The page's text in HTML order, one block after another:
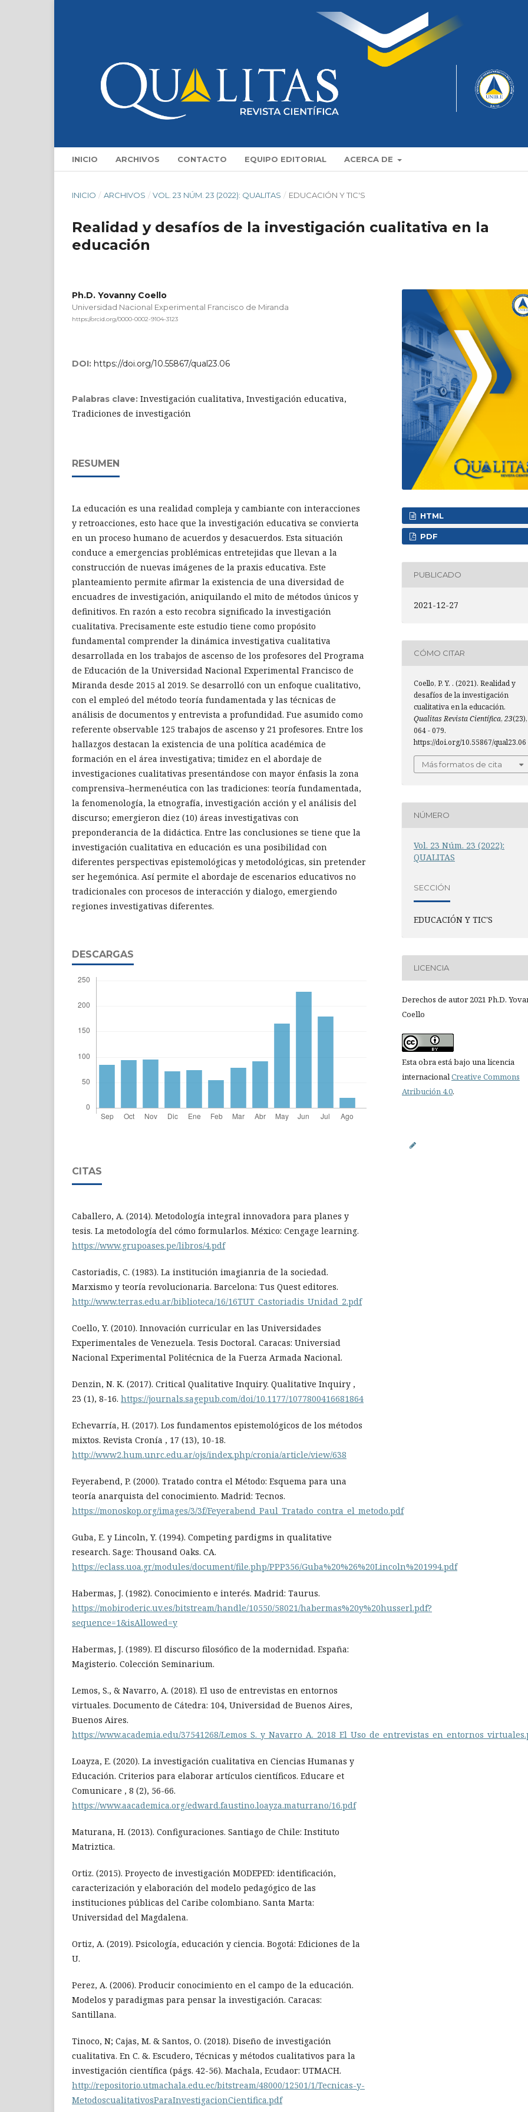
INICIO ARCHIVOS CONTACTO EQUIPO EDITORIAL ACERCA DE
INICIO / ARCHIVOS / VOL. 23 NÚM. 23 (2022): QUALITAS / EDUCACIÓN Y TIC'S
Realidad y desafíos de la investigación cualitativa en la
educación
Ph.D. Yovanny Coello
Universidad Nacional Experimental Francisco de Miranda
https://orcid.org/0000-0002-9104-3123
DOI: https://doi.org/10.55867/qual23.06
Palabras clave: Investigación cualitativa, Investigación educativa,
Tradiciones de investigación
RESUMEN
La educación es una realidad compleja y cambiante con interacciones
y retroacciones, esto hace que la investigación educativa se convierta
en un proceso humano de acuerdos y desacuerdos. Esta situación
conduce a emergencias problémicas entretejidas que llevan a la
construcción de nuevas imágenes de la praxis educativa. Este
planteamiento permite afirmar la existencia de una diversidad de
encuadres de investigación, aniquilando el mito de métodos únicos y
definitivos. En razón a esto recobra significado la investigación
cualitativa. Precisamente este estudio tiene como propósito
fundamental comprender la dinámica investigativa cualitativa
desarrollada en los trabajos de ascenso de los profesores del Programa
de Educación de la Universidad Nacional Experimental Francisco de
Miranda desde 2015 al 2019. Se desarrolló con un enfoque cualitativo,
con el empleó del método teoría fundamentada y las técnicas de
análisis de documentos y entrevista a profundidad. Fue asumido como
referente observable 125 trabajos de ascenso y 21 profesores. Entre los
hallazgos destacan la existencia de una política académica de
formación en el área investigativa; timidez en el abordaje de
investigaciones cualitativas presentándose con mayor énfasis la zona
comprensiva–hermenéutica con las tradiciones: teoría fundamentada,
la fenomenología, la etnografía, investigación acción y el análisis del
discurso; emergieron diez (10) áreas investigativas con
preponderancia de la didáctica. Entre las conclusiones se tiene que la
investigación cualitativa en educación es una posibilidad con
diferentes perspectivas epistemológicas y metodológicas, sin pretender
ser hegemónica. Así permite el abordaje de escenarios educativos no
tradicionales con procesos de interacción y dialogo, emergiendo
regiones investigativas diferentes.
DESCARGAS
CITAS
Caballero, A. (2014). Metodología integral innovadora para planes y
tesis. La metodología del cómo formularlos. México: Cengage learning.
https://www.grupoases.pe/libros/4.pdf
Castoriadis, C. (1983). La institución imagianria de la sociedad.
Marxismo y teoría revolucionaria. Barcelona: Tus Quest editores.
http://www.terras.edu.ar/biblioteca/16/16TUT_Castoriadis_Unidad_2.pdf
Coello, Y. (2010). Innovación curricular en las Universidades
Experimentales de Venezuela. Tesis Doctoral. Caracas: Universiad
Nacional Experimental Politécnica de la Fuerza Armada Nacional.
Denzin, N. K. (2017). Critical Qualitative Inquiry. Qualitative Inquiry ,
23 (1), 8-16. https://journals.sagepub.com/doi/10.1177/1077800416681864
Echevarría, H. (2017). Los fundamentos epistemológicos de los métodos
mixtos. Revista Cronía , 17 (13), 10-18.
http://www2.hum.unrc.edu.ar/ojs/index.php/cronia/article/view/638
Feyerabend, P. (2000). Tratado contra el Método: Esquema para una
teoría anarquista del conocimiento. Madrid: Tecnos.
https://monoskop.org/images/3/3f/Feyerabend_Paul_Tratado_contra_el_metodo.pdf
Guba, E. y Lincoln, Y. (1994). Competing pardigms in qualitative
research. Sage: Thousand Oaks. CA.
https://eclass.uoa.gr/modules/document/file.php/PPP356/Guba%20%26%20Lincoln%201994.pdf
Habermas, J. (1982). Conocimiento e interés. Madrid: Taurus.
https://mobiroderic.uv.es/bitstream/handle/10550/58021/habermas%20y%20husserl.pdf?
sequence=1&isAllowed=y
Habermas, J. (1989). El discurso filosófico de la modernidad. España:
Magisterio. Colección Seminarium.
Lemos, S., & Navarro, A. (2018). El uso de entrevistas en entornos
virtuales. Documento de Cátedra: 104, Universidad de Buenos Aires,
Buenos Aires.
https://www.academia.edu/37541268/
Loayza, E. (2020). La investigación cualitativa en Ciencias Humanas y
Educación. Criterios para elaborar artículos científicos. Educare et
Comunicare , 8 (2), 56-66.
https://www.aacademica.org/edward.faustino.loayza.maturrano/16.pdf
Maturana, H. (2013). Configuraciones. Santiago de Chile: Instituto
Matriztica.
Ortiz. (2015). Proyecto de investigación MODEPED: identificación,
caracterización y elaboración del modelo pedagógico de las
instituciones públicas del Caribe colombiano. Santa Marta:
Universidad del Magdalena.
Ortiz, A. (2019). Psicología, educación y ciencia. Bogotá: Ediciones de la
U.
Perez, A. (2006). Producir conocimiento en el campo de la educación.
Modelos y paradigmas para pensar la investigación. Caracas:
Santillana.
Tinoco, N; Cajas, M. & Santos, O. (2018). Diseño de investigación
cualitativa. En C. &. Escudero, Técnicas y métodos cualitativos para la
investigación científica (págs. 42-56). Machala, Ecudaor: UTMACH.
http://repositorio.utmachala.edu.ec/bitstream/48000/12501/1/Tecnicas-y-
MetodoscualitativosParaInvestigacionCientifica.pdf
HTML
PDF
PUBLICADO
2021-12-27
CÓMO CITAR
Coello, P. Y. . (2021). Realidad y
desafíos de la investigación
cualitativa en la educación.
Qualitas Revista Científica, 23(23),
064 - 079.
https://doi.org/10.55867/qual23.06
Más formatos de cita
NÚMERO
Vol. 23 Núm. 23 (2022):
QUALITAS
SECCIÓN
EDUCACIÓN Y TIC'S
LICENCIA
Derechos de autor 2021 Ph.D.
Coello
Esta obra está bajo una licencia
internacionalCreative Commons
Atribución 4.0.